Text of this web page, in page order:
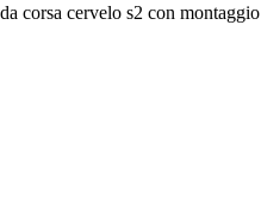
corsa cervelo s2 con
serio
mozzi in carbonio e ceramica